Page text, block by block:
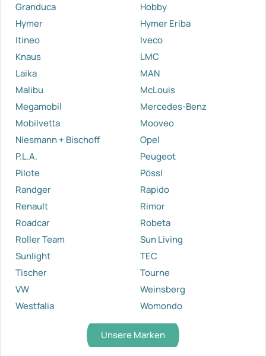
Granduca
Hobby
Hymer
Hymer Eriba
Itineo
Iveco
Knaus
LMC
Laika
MAN
Malibu
McLouis
Megamobil
Mercedes-Benz
Mobilvetta
Mooveo
Niesmann + Bischoff
Opel
P.L.A.
Peugeot
Pilote
Pössl
Randger
Rapido
Renault
Rimor
Roadcar
Robeta
Roller Team
Sun Living
Sunlight
TEC
Tischer
Tourne
VW
Weinsberg
Westfalia
Womondo
Unsere Marken